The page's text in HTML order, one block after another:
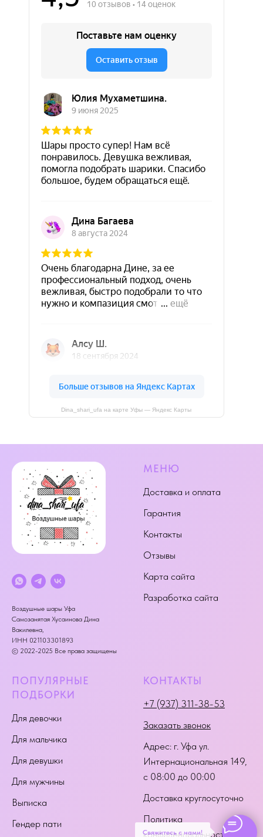
Свяжитесь с нами!
Dina_shari_ufa на карте Уфы — Яндекс Карты
Воздушные шары Уфа
Самозанятая Хусаинова Дина
Вакилевна,
ИНН 021103301893
© 2022-2025 Все права защищены
МЕНЮ
Доставка и оплата
Гарантия
Контакты
Отзывы
Карта сайта
Разработка сайта
ПОПУЛЯРНЫЕ
ПОДБОРКИ
Для девочки
Для мальчика
Для девушки
Для мужчины
Выписка
Гендер пати
КОНТАКТЫ
+7 (937) 311-38-53
Заказать звонок
Адрес: г. Уфа ул.
Интернациональная 149,
с 08:00 до 00:00
Доставка круглосуточно
Политика
конфиденциальности